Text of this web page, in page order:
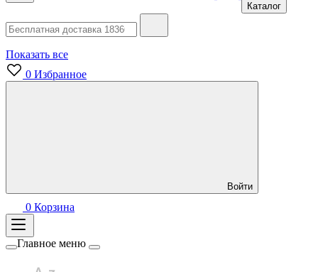
Каталог
Показать все
0 Избранное
Войти
0 Корзина
Главное меню